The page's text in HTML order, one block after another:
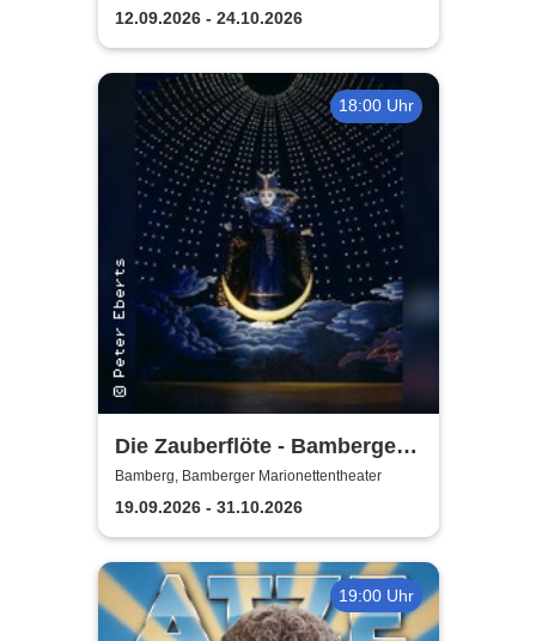
Marionettentheater
12.09.2026 - 24.10.2026
18:00 Uhr
Die Zauberflöte - Bamberger
Marionettentheater
Bamberg, Bamberger Marionettentheater
19.09.2026 - 31.10.2026
19:00 Uhr